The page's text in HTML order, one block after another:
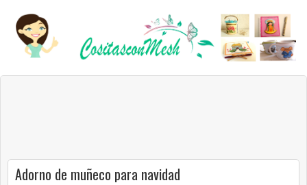
Adorno de muñeco para navidad